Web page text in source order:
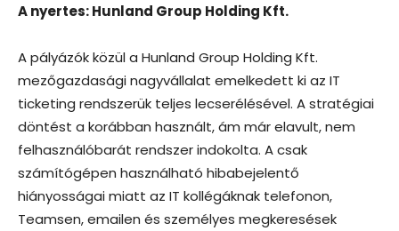
A nyertes: Hunland Group Holding Kft.
A pályázók közül a Hunland Group Holding Kft.
mezőgazdasági nagyvállalat emelkedett ki az IT
ticketing rendszerük teljes lecserélésével. A stratégiai
döntést a korábban használt, ám már elavult, nem
felhasználóbarát rendszer indokolta. A csak
számítógépen használható hibabejelentő
hiányosságai miatt az IT kollégáknak telefonon,
Teamsen, emailen és személyes megkeresések